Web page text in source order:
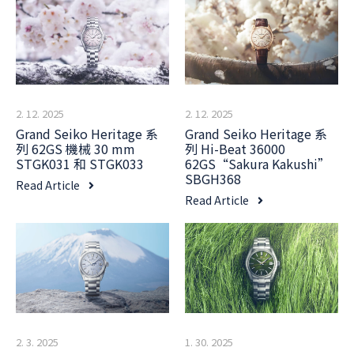
2. 12. 2025
Grand Seiko Heritage 系
列 62GS 機械 30 mm
STGK031 和 STGK033
Read Article
2. 12. 2025
Grand Seiko Heritage 系
列 Hi-Beat 36000
62GS“Sakura Kakushi”
SBGH368
Read Article
2. 3. 2025 1. 30. 2025